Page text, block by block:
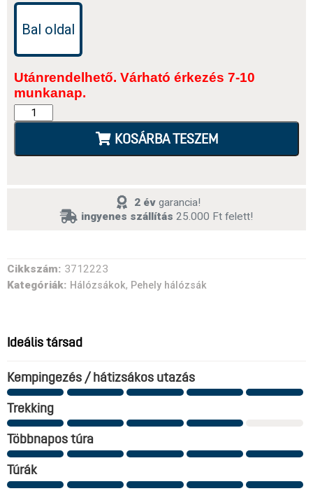
Bal oldal
Utánrendelhető. Várható érkezés 7-10
munkanap.
KOSÁRBA TESZEM
2 évgarancia!
ingyenes szállítás 25.000 Ft felett!
Cikkszám: 3712223
Kategóriák: Hálózsákok, Pehely hálózsák
Ideális társad
Kempingezés / hátizsákos utazás
Trekking
Többnapos túra
Túrák